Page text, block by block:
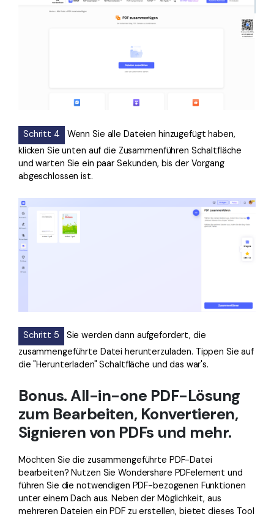
Schritt 4
Wenn Sie alle Dateien hinzugefügt haben,
klicken Sie unten auf die Zusammenführen Schaltfläche
und warten Sie ein paar Sekunden, bis der Vorgang
abgeschlossen ist.
Schritt 5
Sie werden dann aufgefordert, die
zusammengeführte Datei herunterzuladen. Tippen Sie auf
die "Herunterladen" Schaltfläche und das war's.
Bonus. All-in-one PDF-Lösung
zum Bearbeiten, Konvertieren,
Signieren von PDFs und mehr.
Möchten Sie die zusammengeführte PDF-Datei
bearbeiten? Nutzen Sie Wondershare PDFelement und
führen Sie die notwendigen PDF-bezogenen Funktionen
unter einem Dach aus. Neben der Möglichkeit, aus
mehreren Dateien ein PDF zu erstellen, bietet dieses Tool